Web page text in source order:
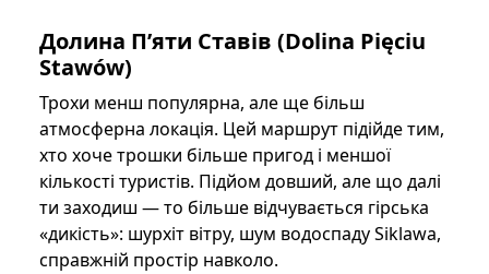
Долина Пʼяти Ставів (Dolina Pięciu
Stawów)
Трохи менш популярна, але ще більш
атмосферна локація. Цей маршрут підійде тим,
хто хоче трошки більше пригод і меншої
кількості туристів. Підйом довший, але що далі
ти заходиш — то більше відчувається гірська
«дикість»: шурхіт вітру, шум водоспаду Siklawa,
справжній простір навколо.